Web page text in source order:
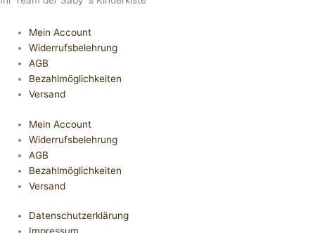
Mein Account
Widerrufsbelehrung
AGB
Bezahlmöglichkeiten
Versand
Mein Account
Widerrufsbelehrung
AGB
Bezahlmöglichkeiten
Versand
Datenschutzerklärung